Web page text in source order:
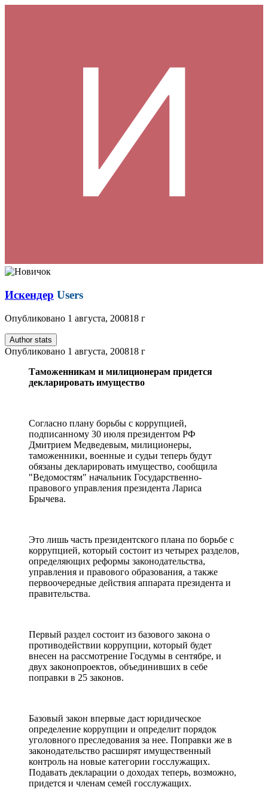
Искендер Users
Опубликовано 1 августа, 200818 г
Author stats
Опубликовано 1 августа, 200818 г
Таможенникам и милиционерам придется
декларировать имущество
Согласно плану борьбы с коррупцией,
подписанному 30 июля президентом РФ
Дмитрием Медведевым, милиционеры,
таможенники, военные и судьи теперь будут
обязаны декларировать имущество, сообщила
"Ведомостям" начальник Государственно-
правового управления президента Лариса
Брычева.
Это лишь часть президентского плана по борьбе с
коррупцией, который состоит из четырех разделов,
определяющих реформы законодательства,
управления и правового образования, а также
первоочередные действия аппарата президента и
правительства.
Первый раздел состоит из базового закона о
противодействии коррупции, который будет
внесен на рассмотрение Госдумы в сентябре, и
двух законопроектов, объединивших в себе
поправки в 25 законов.
Базовый закон впервые даст юридическое
определение коррупции и определит порядок
уголовного преследования за нее. Поправки же в
законодательство расширят имущественный
контроль на новые категории госслужащих.
Подавать декларации о доходах теперь, возможно,
придется и членам семей госслужащих.